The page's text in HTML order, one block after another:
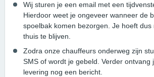
Wij sturen je een email met een
Hierdoor weet je ongeveer wanneer de
spoelbak komen bezorgen. Je hoeft dus
thuis te blijven.
Zodra onze chauffeurs onderweg zijn
SMS of wordt je gebeld. Verder ontvang
levering nog een bericht.